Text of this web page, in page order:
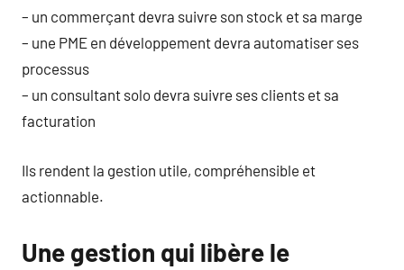
– un commerçant devra suivre son stock et sa marge
– une PME en développement devra automatiser ses
processus
– un consultant solo devra suivre ses clients et sa
facturation
Ils rendent la gestion utile, compréhensible et
actionnable.
Une gestion qui libère le